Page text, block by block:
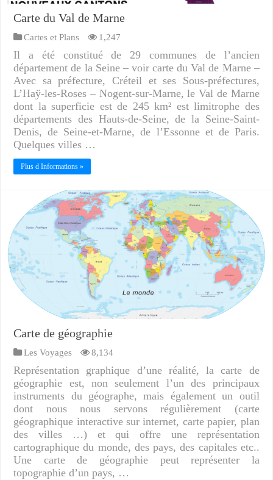
Carte du Val de Marne
Cartes et Plans 1,247
Il a été constitué de 29 communes de l’ancien
département de la Seine – voir carte du Val de Marne –
Avec sa préfecture, Créteil et ses Sous-préfectures,
L’Haÿ-les-Roses – Nogent-sur-Marne, le Val de Marne
dont la superficie est de 245 km² est limitrophe des
départements des Hauts-de-Seine, de la Seine-Saint-
Denis, de Seine-et-Marne, de l’Essonne et de Paris.
Quelques villes …
Plus d Informations »
Carte de géographie
Les Voyages 8,134
Représentation graphique d’une réalité, la carte de
géographie est, non seulement l’un des principaux
instruments du géographe, mais également un outil
dont nous nous servons régulièrement (carte
géographique interactive sur internet, carte papier, plan
des villes …) et qui offre une représentation
cartographique du monde, des pays, des capitales etc..
Une carte de géographie peut représenter la
topographie d’un pays, …